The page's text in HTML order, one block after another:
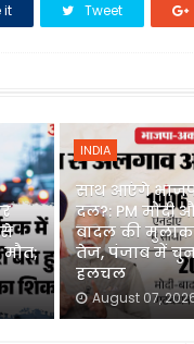
it Tweet
से
INDIA
साथ आएंगे
दल?: PM मोदी
बादल की
तेज, पंजाब में
हलचल
August 07,